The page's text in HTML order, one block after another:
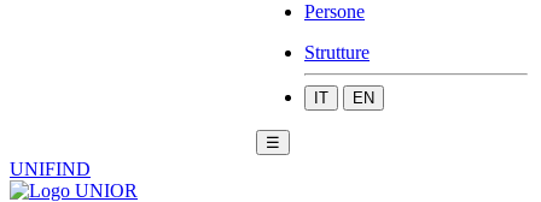
Persone
Strutture
IT EN
☰
UNIFIND